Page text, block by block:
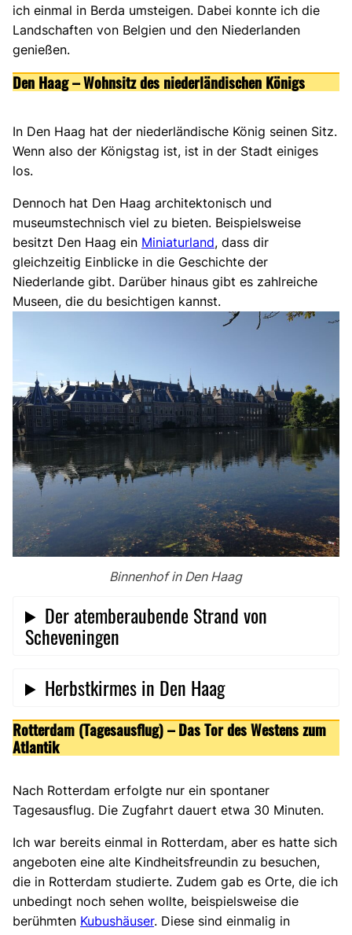
ich einmal in Berda umsteigen. Dabei konnte ich die
Landschaften von Belgien und den Niederlanden
genießen.
Den Haag – Wohnsitz des niederländischen Königs
In Den Haag hat der niederländische König seinen Sitz.
Wenn also der Königstag ist, ist in der Stadt einiges
los.
Dennoch hat Den Haag architektonisch und
museumstechnisch viel zu bieten. Beispielsweise
besitzt Den Haag ein Miniaturland, dass dir
gleichzeitig Einblicke in die Geschichte der
Niederlande gibt. Darüber hinaus gibt es zahlreiche
Museen, die du besichtigen kannst.
Binnenhof in Den Haag
Der atemberaubende Strand von
Scheveningen
Herbstkirmes in Den Haag
Rotterdam (Tagesausflug) – Das Tor des Westens zum
Atlantik
Nach Rotterdam erfolgte nur ein spontaner
Tagesausflug. Die Zugfahrt dauert etwa 30 Minuten.
Ich war bereits einmal in Rotterdam, aber es hatte sich
angeboten eine alte Kindheitsfreundin zu besuchen,
die in Rotterdam studierte. Zudem gab es Orte, die ich
unbedingt noch sehen wollte, beispielsweise die
berühmten Kubushäuser. Diese sind einmalig in